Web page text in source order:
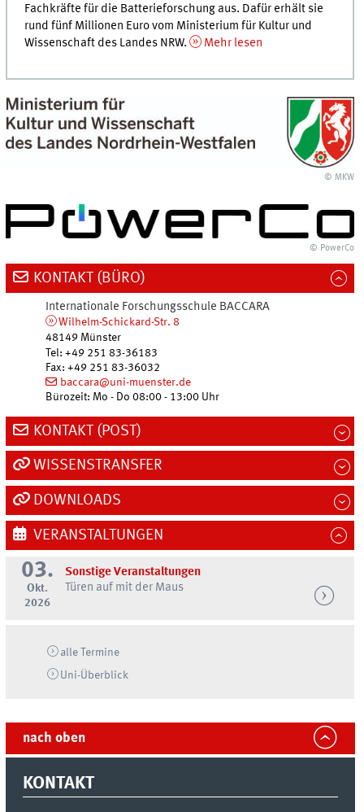
Fachkräfte für die Batterieforschung aus. Dafür erhält sie
rund fünf Millionen Euro vom Ministerium für Kultur und
Wissenschaft des Landes NRW.
Mehr lesen
© MKW
© PowerCo
KONTAKT (BÜRO)
Internationale Forschungsschule BACCARA
Wilhelm-Schickard-Str. 8
48149 Münster
Tel:+49 251 83-36183
Fax:+49 251 83-36032
baccara@uni-muenster.de
Bürozeit: Mo - Do 08:00 - 13:00 Uhr
KONTAKT (POST)
WISSENSTRANSFER
DOWNLOADS
VERANSTALTUNGEN
03.
Okt.
2026
Sonstige Veranstaltungen
Türen auf mit der Maus
alle Termine
Uni-Überblick
nach oben
KONTAKT